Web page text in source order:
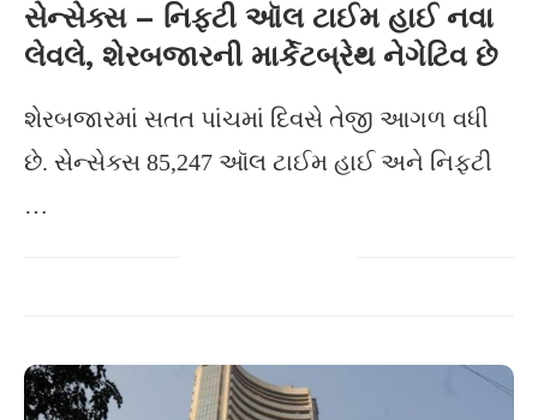
સેન્સેક્સ – નિફ્ટી ઑલ ટાઈમ હાઈ નવા
લેવલે, શેરબજારની માર્કેટબ્રેથ નેગેટિવ છે
શેરબજારમાં સતત પાંચમાં દિવસે તેજી આગળ વધી
છે. સેન્સેક્સ 85,247 ઑલ ટાઈમ હાઈ અને નિફટી
…